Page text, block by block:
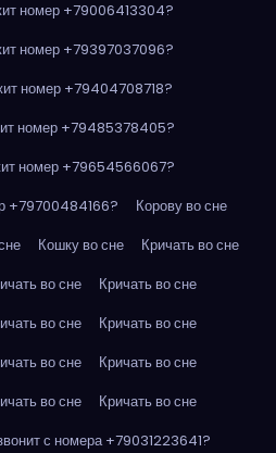
номер +79006413304?
номер +79397037096?
номер +79404708718?
номер +79485378405?
номер +79654566067?
+79700484166?
Корову во сне
Кошку во сне
Кричать во сне
во сне
Кричать во сне
во сне
Кричать во сне
во сне
Кричать во сне
во сне
Кричать во сне
с номера +79031223641?